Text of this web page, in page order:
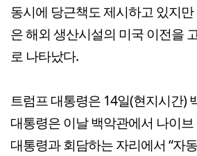
동시에 당근책도 제시하고 있지
은 해외 생산시설의 미국 이전을
로 나타났다.
트럼프 대통령은 14일(현지시간)
대통령은 이날 백악관에서 나이
대통령과 회담하는 자리에서 “자